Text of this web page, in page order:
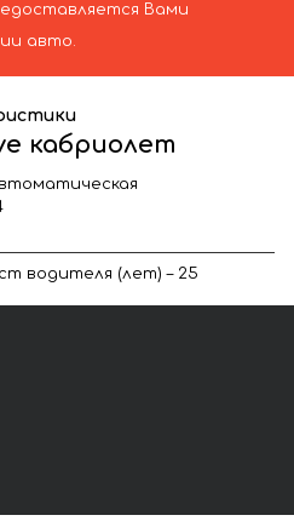
Вами
авто.
кабриолет
водителя (лет) – 25